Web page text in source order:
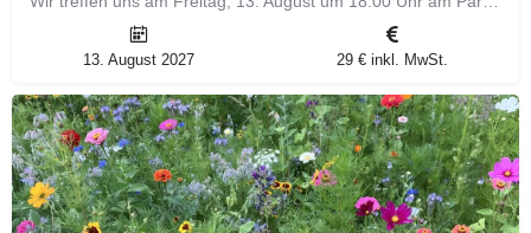
13. August 2027 29 € inkl. MwSt.